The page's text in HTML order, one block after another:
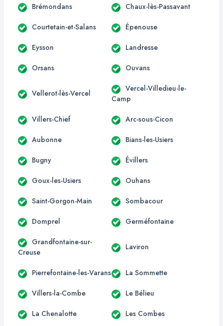
Brémondans Chaux-lès-Passavant
Courtetain-et-Salans Épenouse
Eysson Landresse
Orsans Ouvans
Vellerot-lès-Vercel
Vercel-Villedieu-le-
Camp
Villers-Chief Arc-sous-Cicon
Aubonne Bians-les-Usiers
Bugny Évillers
Goux-les-Usiers Ouhans
Saint-Gorgon-Main Sombacour
Domprel Germéfontaine
Grandfontaine-sur-
Creuse
Laviron
Pierrefontaine-les-Varans La Sommette
Villers-la-Combe Le Bélieu
La Chenalotte Les Combes